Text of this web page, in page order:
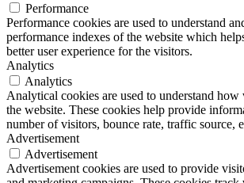
Performance
Performance cookies are used to understand
performance indexes of the website which
better user experience for the visitors.
Analytics
Analytics
Analytical cookies are used to understand
the website. These cookies help provide
number of visitors, bounce rate, traffic source,
Advertisement
Advertisement
Advertisement cookies are used to provide